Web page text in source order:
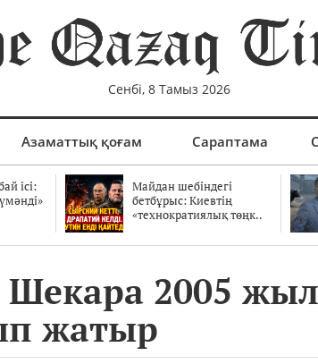
Сенбі, 8 Тамыз 2026
Азаматтық қоғам Сараптама
ісі:
Майдан шебіндегі
бетбұрыс: Киевтің
«технократиялық төңк..
Шекара 2005
жатыр